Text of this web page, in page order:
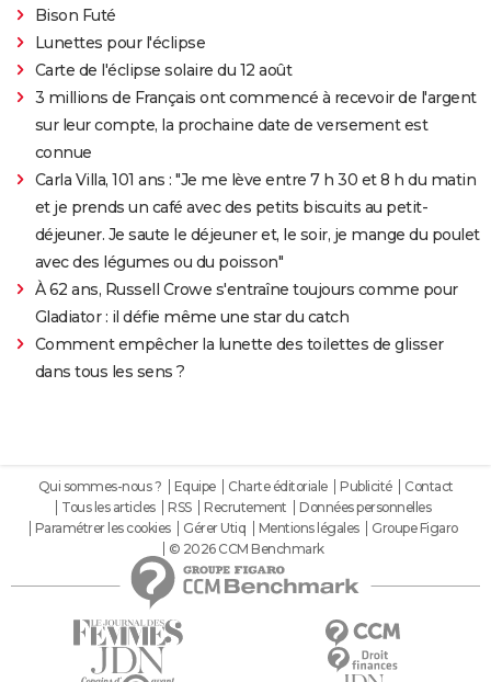
Bison Futé
Lunettes pour l'éclipse
Carte de l'éclipse solaire du 12 août
3 millions de Français ont commencé à recevoir de l'argent
sur leur compte, la prochaine date de versement est
connue
Carla Villa, 101 ans : "Je me lève entre 7 h 30 et 8 h du matin
et je prends un café avec des petits biscuits au petit-
déjeuner. Je saute le déjeuner et, le soir, je mange du poulet
avec des légumes ou du poisson"
À 62 ans, Russell Crowe s'entraîne toujours comme pour
Gladiator : il défie même une star du catch
Comment empêcher la lunette des toilettes de glisser
dans tous les sens ?
Qui sommes-nous ? Equipe Charte éditoriale Publicité
Contact
Tous les articles
RSS Recrutement
Données personnelles
Paramétrer les cookies
Gérer Utiq Mentions légales
Groupe Figaro
© 2026 CCM Benchmark